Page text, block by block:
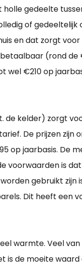
holle gedeelte
of
en dat zorgt
(rond
€210 op
de kelder) zorgt
De prijzen zijn
op jaarbasis. De
voorwaarden is
gebruikt zijn
Dit heeft een
warmte. Veel
is de moeite